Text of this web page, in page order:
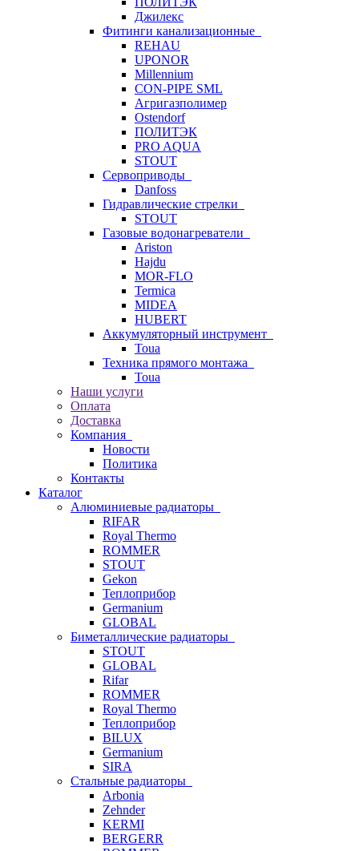
Джилекс
Фитинги канализационные
REHAU
UPONOR
Millennium
CON-PIPE SML
Агригазполимер
Ostendorf
ПОЛИТЭК
PRO AQUA
STOUT
Сервоприводы
Danfoss
Гидравлические стрелки
STOUT
Газовые водонагреватели
Ariston
Hajdu
MOR-FLO
Termica
MIDEA
HUBERT
Аккумуляторный инструмент
Toua
Техника прямого монтажа
Toua
Наши услуги
Оплата
Доставка
Компания
Новости
Политика
Контакты
Каталог
Алюминиевые радиаторы
RIFAR
Royal Thermo
ROMMER
STOUT
Gekon
Теплоприбор
Germanium
GLOBAL
Биметаллические радиаторы
STOUT
GLOBAL
Rifar
ROMMER
Royal Thermo
Теплоприбор
BILUX
Germanium
SIRA
Стальные радиаторы
Arbonia
Zehnder
KERMI
BERGERR